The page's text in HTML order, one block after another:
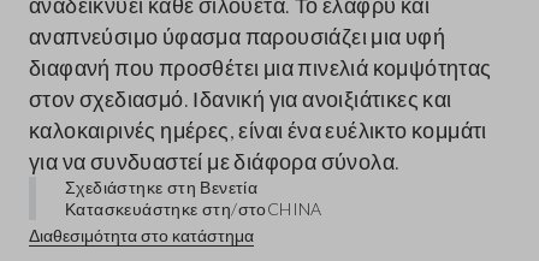
αναπνεύσιμο ύφασμα παρουσιάζει μια υφή
διαφανή που προσθέτει μια πινελιά κομψότητας
στον σχεδιασμό. Ιδανική για ανοιξιάτικες και
καλοκαιρινές ημέρες, είναι ένα ευέλικτο κομμάτι
για να συνδυαστεί με διάφορα σύνολα.
Σχεδιάστηκε στη Βενετία
Κατασκευάστηκε στη/στοCHINA
Διαθεσιμότητα στο κατάστημα